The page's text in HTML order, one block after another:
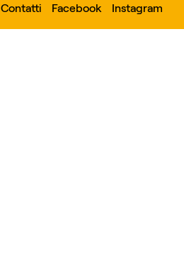
Contatti Facebook Instagram